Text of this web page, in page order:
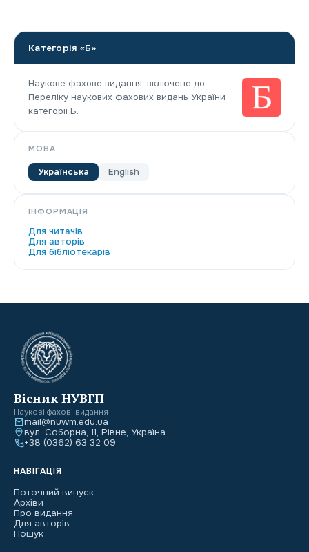
Категорія «Б»
Наукове фахове видання, включене до
Переліку наукових фахових видань України
категорії Б.
МОВА
Українська English
ІНФОРМАЦІЯ
Для читачів
Для авторів
Для бібліотекарів
Вісник НУВГП
Наукові фахові видання
mail@nuwm.edu.ua
вул. Соборна, 11, Рівне, Україна
+38 (0362) 63 32 09
НАВІГАЦІЯ
Поточний випуск
Архіви
Про видання
Для авторів
Пошук